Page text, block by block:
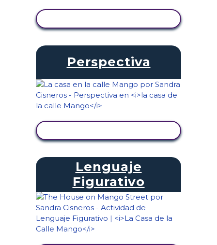
Perspectiva
Lenguaje
Figurativo